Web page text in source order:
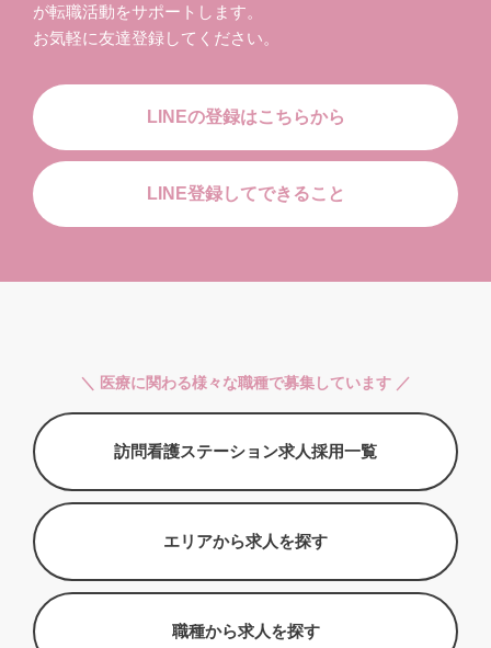
が転職活動をサポートします。
お気軽に友達登録してください。
LINEの登録はこちらから
LINE登録してできること
＼ 医療に関わる様々な職種で募集しています ／
訪問看護ステーション求人採用一覧
エリアから求人を探す
職種から求人を探す